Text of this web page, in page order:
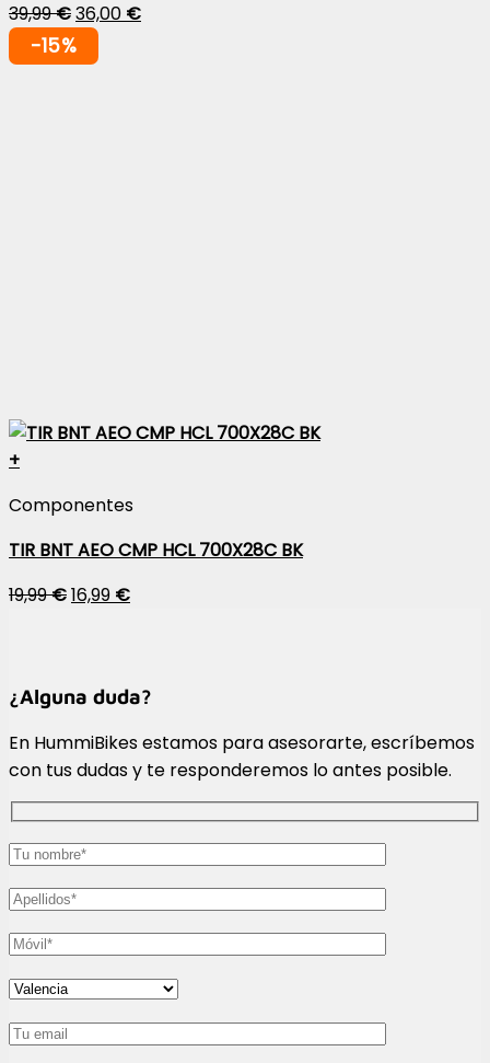
39,99€36,00 €
-15%
+
Componentes
TIR BNT AEO CMP HCL 700X28C BK
19,99€16,99 €
¿Alguna duda?
En HummiBikes estamos para asesorarte, escríbemos
con tus dudas y te responderemos lo antes posible.